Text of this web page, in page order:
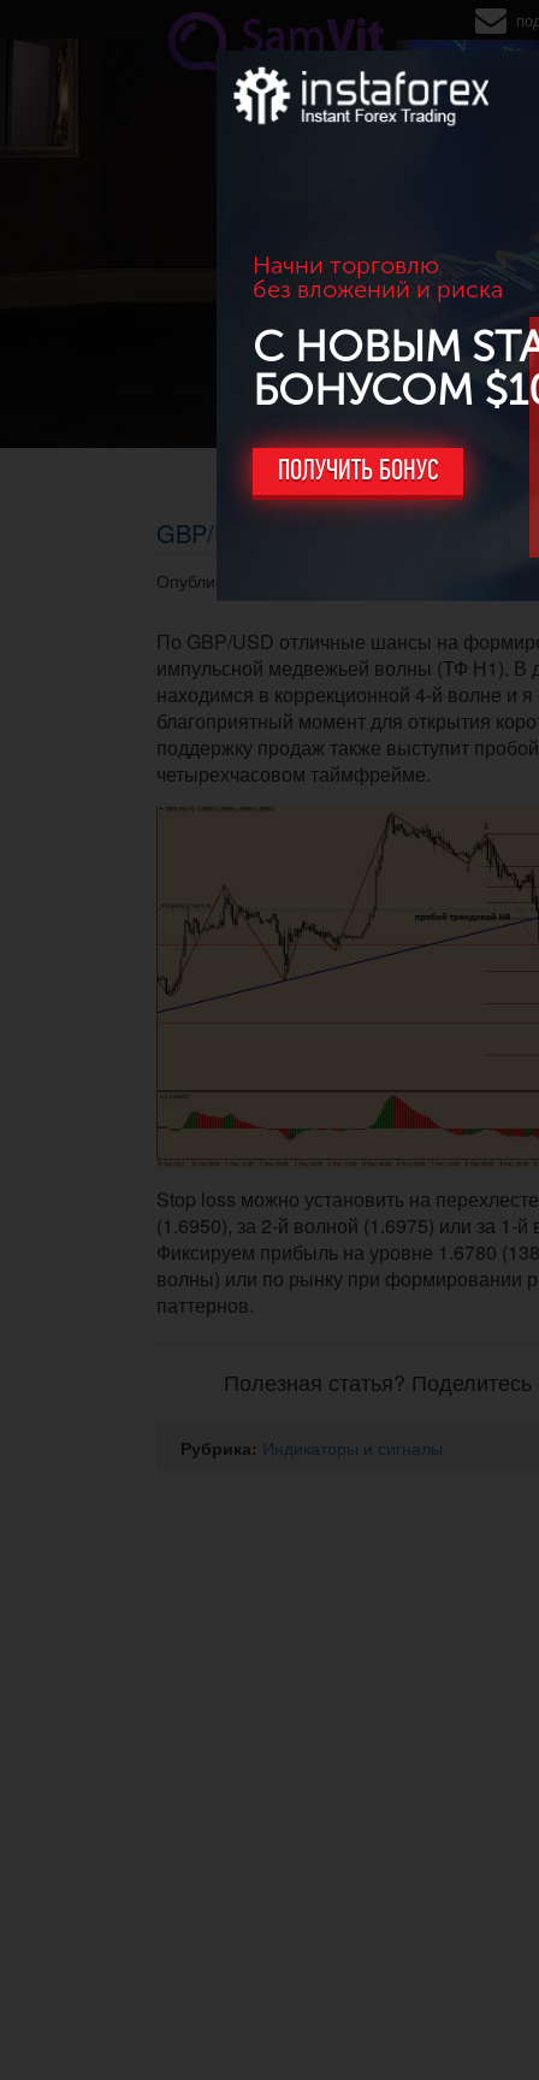
Перейти к основному содержанию
Начни торговлю
без вложений и риска
С НОВЫМ
БОНУСОМ
ПОЛУЧИТЬ БОНУС
GBP/USD. ТФ H1, 12.05.2014г.
Опубликовано 12.05.2014 в 14:50.
По GBP/USD отличные шансы на
импульсной медвежьей волны (ТФ Н1).
находимся в коррекционной 4-й волне и я
благоприятный момент для открытия
поддержку продаж также выступит
четырехчасовом таймфрейме.
Stop loss можно установить на
(1.6950), за 2-й волной (1.6975) или за 1-
Фиксируем прибыль на уровне 1.6780
волны) или по рынку при формировании
паттернов.
Полезная статья?
Рубрика: Индикаторы и сигналы